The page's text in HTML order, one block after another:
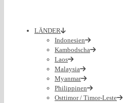
LÄNDER
Indonesien
Kambodscha
Laos
Malaysia
Myanmar
Philippinen
Osttimor / Timor-Leste